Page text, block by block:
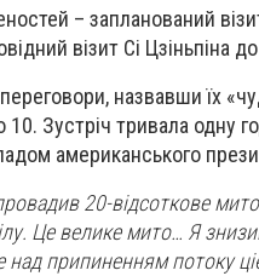
– запланований
візит Сі Цзіньпіна
назвавши їх
Зустріч тривала одну
американського
20-відсоткове
Це велике мито… Я
припиненням потоку